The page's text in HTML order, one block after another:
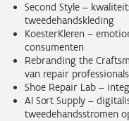
Second Style –
tweedehandskleding
KoesterKleren –
consumenten
Rebranding the
van repair professionals
Shoe Repair Lab –
AI Sort Supply –
tweedehandsstromen